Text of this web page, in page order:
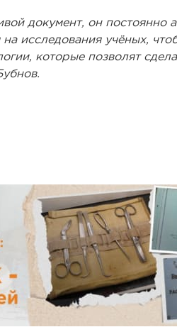
документ, он постоянно
исследования учёных,
которые позволят